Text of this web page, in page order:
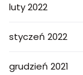
luty 2022
styczeń 2022
grudzień 2021